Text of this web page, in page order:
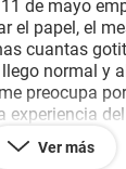
de mayo
el papel, el
cuantas
normal y
preocupa
experiencia
que busco...
olor solo
Ver más